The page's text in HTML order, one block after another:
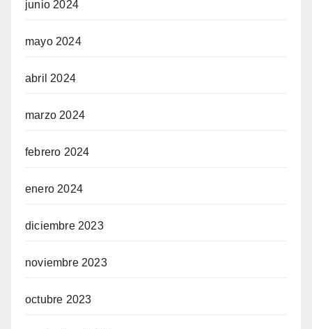
junio 2024
mayo 2024
abril 2024
marzo 2024
febrero 2024
enero 2024
diciembre 2023
noviembre 2023
octubre 2023